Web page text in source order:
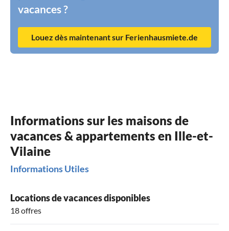
vacances ?
Louez dès maintenant sur Ferienhausmiete.de
Informations sur les maisons de
vacances & appartements en Ille-et-
Vilaine
Informations Utiles
Locations de vacances disponibles
18 offres